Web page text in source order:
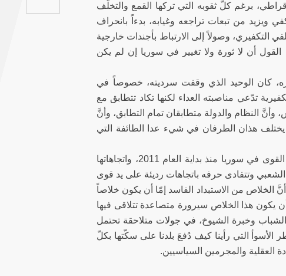
Yemen
برغم كلّ ثقوبه التي تركها القمع والتخلّف
ويزيد من تبعات تراجعه وغيابه، بدءاً بانحراف
التكفيري، وصولاً إلى الارتباط بأجندات خارجية
القول أن لا ثورة ولا تغيير في سوريا إن لم يكن
كان الوحيد الذي وقفت سرديته، خصوصاً في
تدّعي مناصبته العداء لكنها تكاد تتطابق مع
وأنَّ النظام والدولة متطابقان تمام التطابق، وأنَّ
يختلف هذان الطرفان في شيء عدا الطائفة التي
تدخلها.
ربما كان الأهمّ في سردية اليسار السوري هذه هو حسن تقديره موازين القوى في سوريا منذ بداية العام 2011، واتجاهاتها
وتتفادى حرفه باتجاهات رديئة على يد قوى
الخلاص من الاستبداد الفاسد إمّا أن يكون خلاصاً
يكون هذا الخلاص سيرورة متصاعدة تتلاقى فيها
الشباب وخبرة الشيوخ، في جولات متلاحقة تحتمل
التي رأينا كيف دُفعَ بلدنا على سكّتها بكلّ
البلادة العقلية والمجرمين السياسيين.